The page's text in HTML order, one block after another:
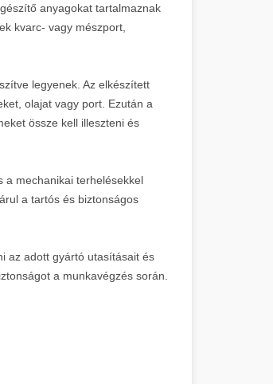
anyagokat tartalmaznak
kvarc- vagy mészport,
legyenek. Az elkészített
olajat vagy port. Ezután a
össze kell illeszteni és
a mechanikai terhelésekkel
a tartós és biztonságos
az adott gyártó utasításait és
a munkavégzés során.